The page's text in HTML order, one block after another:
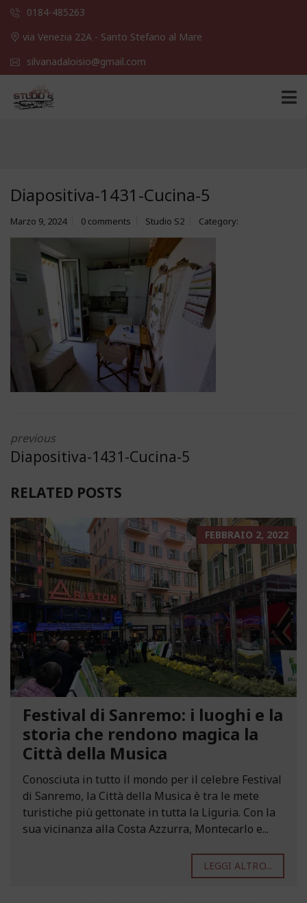
0184-485263
via Venezia 22A - Santo Stefano al Mare
silvanadaloisio@gmail.com
Diapositiva-1431-Cucina-5
Marzo 9, 2024 0 comments Studio S2 Category:
previous
Diapositiva-1431-Cucina-5
RELATED POSTS
FEBBRAIO 2, 2022
Festival di Sanremo: i luoghi e la
storia che rendono magica la
Città della Musica
Conosciuta in tutto il mondo per il celebre Festival
di Sanremo, la Città della Musica è tra le mete
turistiche più gettonate in tutta la Liguria. Con la
sua vicinanza alla Costa Azzurra, Montecarlo e...
LEGGI ALTRO...